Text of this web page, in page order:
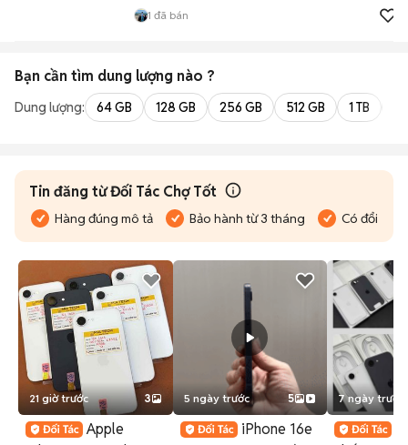
1 đã bán
Bạn cần tìm dung lượng nào ?
Dung lượng: 64 GB 128 GB 256 GB 512 GB 1 TB
Tin đăng từ Đối Tác Chợ Tốt
Hàng đúng mô tả Bảo hành từ 3 tháng Có đổi trả
21 giờ trước 3
Apple
5 ngày trước 5
iPhone 16e
7 ngày trước